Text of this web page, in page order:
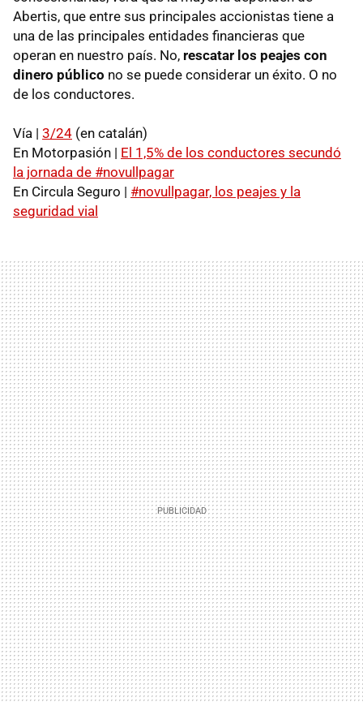
Abertis, que entre sus principales accionistas tiene a
una de las principales entidades financieras que
operan en nuestro país. No, rescatar los peajes con
dinero público no se puede considerar un éxito. O no
de los conductores.
Vía | 3/24 (en catalán)
En Motorpasión | El 1,5% de los conductores secundó
la jornada de #novullpagar
En Circula Seguro | #novullpagar, los peajes y la
seguridad vial